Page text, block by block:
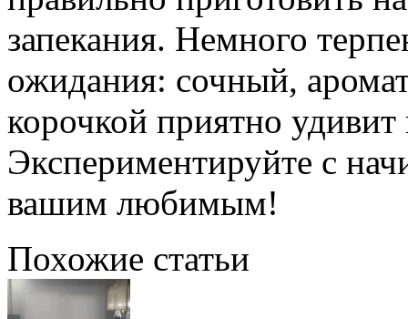
запекания. Немного
ожидания: сочный,
корочкой приятно удивит
Экспериментируйте с
вашим любимым!
Похожие статьи